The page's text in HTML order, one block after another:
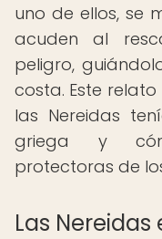
uno de ellos, se
acuden al
peligro,
costa. Este
las Nereidas
griega y
protectoras de
Las Nereidas